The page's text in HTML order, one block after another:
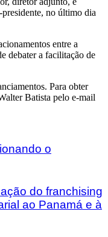
no último dia
entre a
debater a facilitação de
Para obter
Batista pelo e-mail
o
do franchising
ao Panamá e à